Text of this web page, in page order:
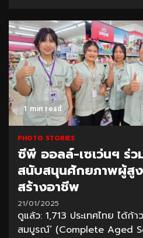
1 min read
PHOTO STORIES
ซีพี ออลล์-เซเว่นฯ ร่ว
สนับสนุนศักยภาพผู้สูง
สร้างอาชีพ
21/01/2025
ดูแล้ว: 1,713 ประเทศไทย ได้ก้
สมบูรณ์’ (Complete Aged